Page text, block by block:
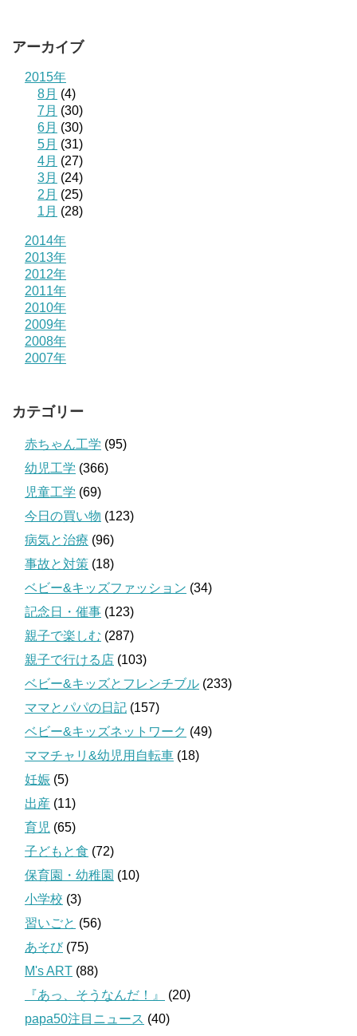
アーカイブ
2015年
8月 (4)
7月 (30)
6月 (30)
5月 (31)
4月 (27)
3月 (24)
2月 (25)
1月 (28)
2014年
2013年
2012年
2011年
2010年
2009年
2008年
2007年
カテゴリー
赤ちゃん工学 (95)
幼児工学 (366)
児童工学 (69)
今日の買い物 (123)
病気と治療 (96)
事故と対策 (18)
ベビー&キッズファッション (34)
記念日・催事 (123)
親子で楽しむ (287)
親子で行ける店 (103)
ベビー&キッズとフレンチブル (233)
ママとパパの日記 (157)
ベビー&キッズネットワーク (49)
ママチャリ&幼児用自転車 (18)
妊娠 (5)
出産 (11)
育児 (65)
子どもと食 (72)
保育園・幼稚園 (10)
小学校 (3)
習いごと (56)
あそび(75)
M's ART (88)
『あっ、そうなんだ！』
(20)
papa50注目ニュース (40)